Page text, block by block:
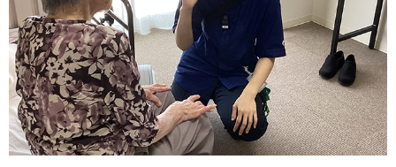
く
リ
ア
ル
を
伝
え
る
情
報
メ
デ
ィ
ア